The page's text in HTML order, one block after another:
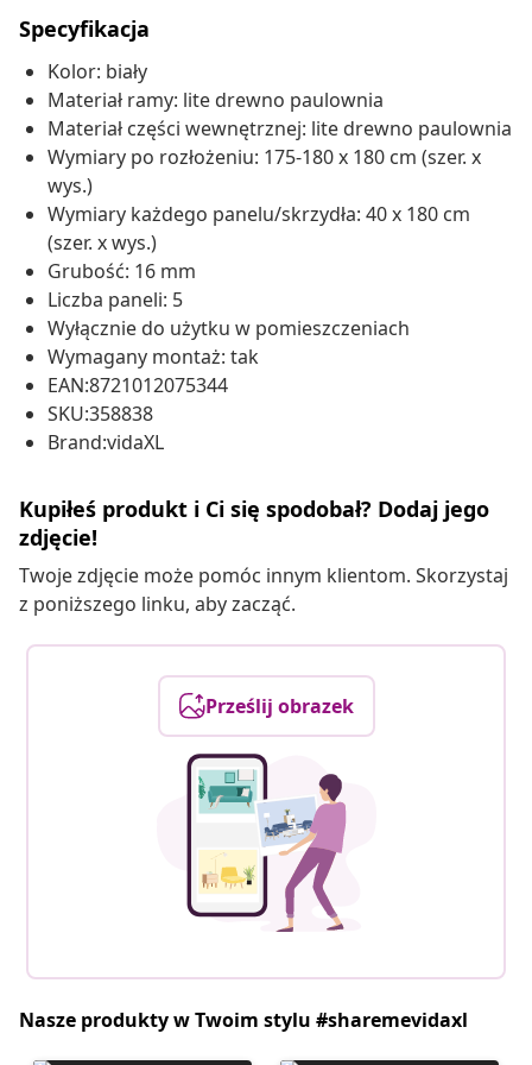
Specyfikacja
Kolor: biały
Materiał ramy: lite drewno paulownia
Materiał części wewnętrznej: lite drewno paulownia
Wymiary po rozłożeniu: 175-180 x 180 cm (szer. x
wys.)
Wymiary każdego panelu/skrzydła: 40 x 180 cm
(szer. x wys.)
Grubość: 16 mm
Liczba paneli: 5
Wyłącznie do użytku w pomieszczeniach
Wymagany montaż: tak
EAN:8721012075344
SKU:358838
Brand:vidaXL
Kupiłeś produkt i Ci się spodobał? Dodaj jego
zdjęcie!
Twoje zdjęcie może pomóc innym klientom. Skorzystaj
z poniższego linku, aby zacząć.
Prześlij obrazek
Nasze produkty w Twoim stylu #sharemevidaxl